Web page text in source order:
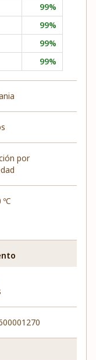
99%
99%
99%
99%
por